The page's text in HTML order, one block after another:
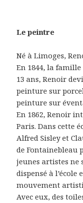
Le peintre
Né à Limoges,
En 1844, la famille
13 ans, Renoir
peinture sur
peinture sur
En 1862, Renoir
Paris. Dans cette
Alfred Sisley et
de Fontainebleau
jeunes artistes ne
dispensé à
mouvement
Avec eux, des